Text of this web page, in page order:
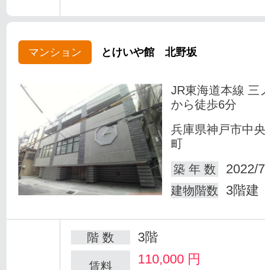
マンション とけいや館 北野坂
JR東海道本線 三
から徒歩6分
兵庫県神戸市中
町
築 年 数
2022/
建物階数 3階建
階 数 3階
賃料 110,000 円